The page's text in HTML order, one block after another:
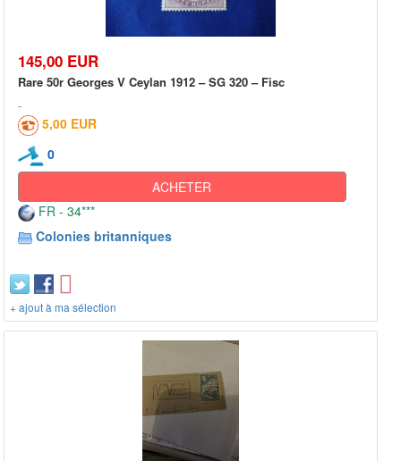
145,00 EUR
Rare 50r Georges V Ceylan 1912 – SG 320 – Fisc
5,00 EUR
0
ACHETER
FR - 34***
Colonies britanniques
+ ajout à ma sélection